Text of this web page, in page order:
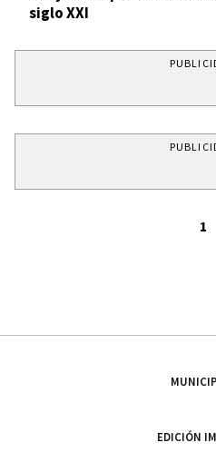
siglo XXI
1
EDICIÓN